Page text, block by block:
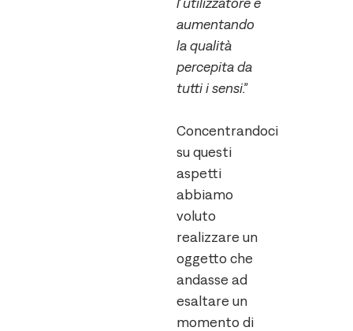
l’utilizzatore e
aumentando
la qualità
percepita da
tutti i sensi.”
Concentrandoci
su questi
aspetti
abbiamo
voluto
realizzare un
oggetto che
andasse ad
esaltare un
momento di